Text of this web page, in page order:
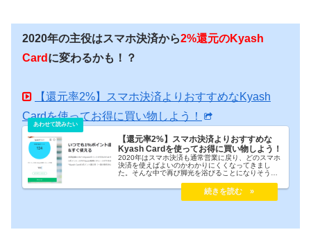
2020年の主役はスマホ決済から2%還元のKyash
Card に変わるかも！？
【還元率2%】スマホ決済よりおすすめなKyash
Cardを使ってお得に買い物しよう！
【還元率2%】スマホ決済よりおすすめな
Kyash Cardを使ってお得に買い物しよう！
2020年はスマホ決済も通常営業に戻り、どのスマホ
決済を使えばよいのかわかりにくくなってきまし
た。そんな中で再び脚光を浴びることになりそうな
を得られることとクレジットカード連携により実質
2%還元が可能というスペックの高さが売りです。今
回は2020年の主役になるKyash Cardについてわか